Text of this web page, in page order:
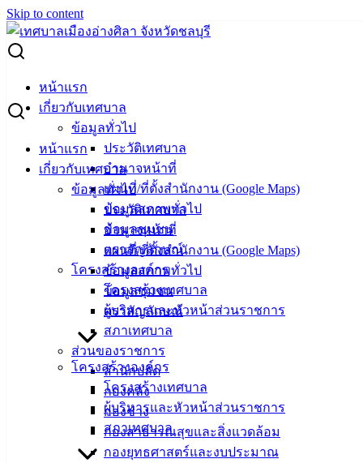
Skip to content
หน้าแรก
เกี่ยวกับเทศบาล
ข้อมูลทั่วไป
ประวัติเทศบาล
อำนาจหน้าที่
แผนที่/ที่ตั้งสำนักงาน (Google Maps)
ข้อมูลสภาพทั่วไป
ข้อมูลชุมชน
ตราสัญลักษณ์
โครงสร้างองค์กร
โครงสร้างเทศบาล
ผู้บริหารและหัวหน้าส่วนราชการ
สภาเทศบาล
ส่วนของราชการ
สำนักปลัด
กองคลัง
กองช่าง
กองสาธารณสุขและสิ่งแวดล้อม
กองยุทธศาสตร์และงบประมาณ
หน้าแรก
เกี่ยวกับเทศบาล
ข้อมูลทั่วไป
ประวัติเทศบาล
อำนาจหน้าที่
แผนที่/ที่ตั้งสำนักงาน (Google Maps)
ข้อมูลสภาพทั่วไป
ข้อมูลชุมชน
ตราสัญลักษณ์
โครงสร้างองค์กร
โครงสร้างเทศบาล
ผู้บริหารและหัวหน้าส่วนราชการ
สภาเทศบาล
Search for:
ประกาศผู้ชนะเสนอราคา ซื้อวัสดุเครื่องแต่งกาย
ประกาศผู้ชนะเสนอราคา ซื้อวัสดุเครื่อง
แต่งกาย
พฤษภาคม 9, 2023พฤษภาคม 9, 2023
ประกาศผู้ชนะ
ประกาศผู้ชนะ ซื้อวัสดุเครื่องแต่งกาย
อ่างศิลา 90/338